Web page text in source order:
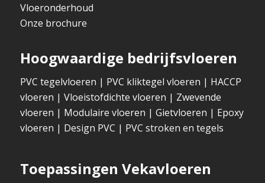
Vloeronderhoud
Onze brochure
Hoogwaardige bedrijfsvloeren
PVC tegelvloeren | PVC kliktegel vloeren | HACCP
vloeren | Vloeistofdichte vloeren | Zwevende
vloeren | Modulaire vloeren | Gietvloeren | Epoxy
vloeren | Design PVC | PVC stroken en tegels
Toepassingen Vekavloeren